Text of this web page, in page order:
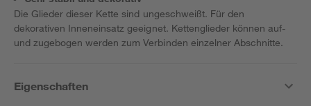
Die Glieder dieser Kette sind ungeschweißt. Für den
dekorativen Inneneinsatz geeignet. Kettenglieder können auf-
und zugebogen werden zum Verbinden einzelner Abschnitte.
Eigenschaften